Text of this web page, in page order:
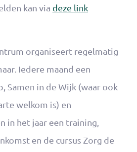
kan via deze link
organiseert regelmatig
Iedere maand een
Samen in de Wijk (waar ook
welkom is) en
in het jaar een training,
en de cursus Zorg de